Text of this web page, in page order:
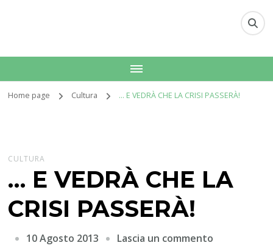
Home page Cultura … E VEDRÀ CHE LA CRISI PASSERÀ!
CULTURA
… E VEDRÀ CHE LA
CRISI PASSERÀ!
10 Agosto 2013 Lascia un commento